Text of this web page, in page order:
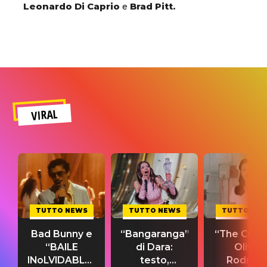
Leonardo Di Caprio e Brad Pitt.
VIRAL
TUTTO NEWS
Bad Bunny e
“BAILE
INoLVIDABLE”:
TUTTO NEWS
“Bangaranga”
di Dara:
testo,
TUTTO
“The
Olivia